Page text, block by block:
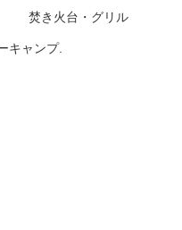
焚き火台・グリル
キャンプ.